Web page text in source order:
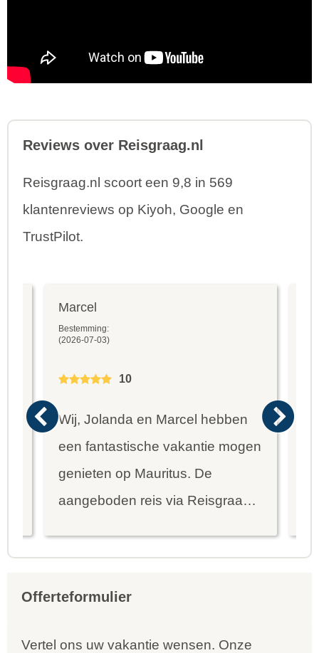
Reviews over Reisgraag.nl
Reisgraag.nl scoort een 9,8 in 569
klantenreviews op Kiyoh, Google en
TrustPilot.
Marcel
Bestemming:
(2026-07-03)
10
Wij, Jolanda en Marcel hebben
een fantastische vakantie mogen
genieten op Mauritus. De
aangeboden reis via Reisgraag
mooie dingen van het eiland te
Offerteformulier
Vertel ons uw vakantie wensen. Onze